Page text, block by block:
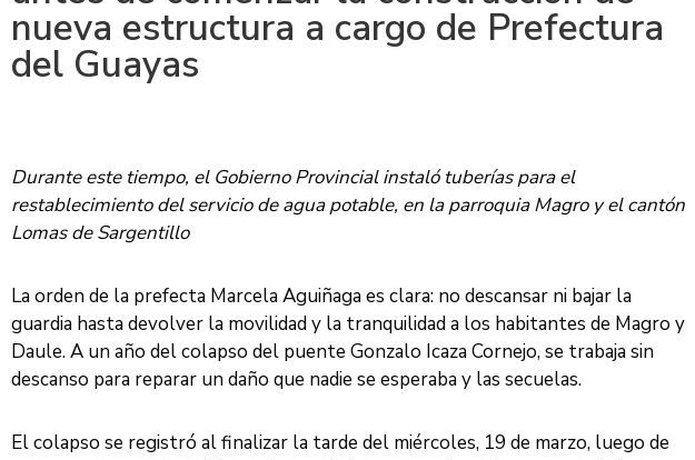
nueva estructura a cargo de Prefectura
del Guayas
Durante este tiempo, el Gobierno Provincial instaló tuberías para el
restablecimiento del servicio de agua potable, en la parroquia Magro y el cantón
Lomas de Sargentillo
La orden de la prefecta Marcela Aguiñaga es clara: no descansar ni bajar la
guardia hasta devolver la movilidad y la tranquilidad a los habitantes de Magro y
Daule. A un año del colapso del puente Gonzalo Icaza Cornejo, se trabaja sin
descanso para reparar un daño que nadie se esperaba y las secuelas.
El colapso se registró al finalizar la tarde del miércoles, 19 de marzo, luego de